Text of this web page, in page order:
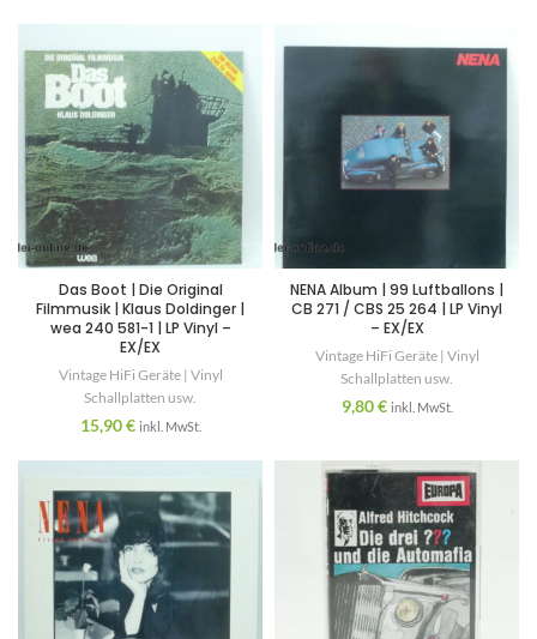
Das Boot | Die Original
Filmmusik | Klaus Doldinger |
wea 240 581-1 | LP Vinyl –
EX/EX
Vintage HiFi Geräte | Vinyl
Schallplatten usw.
15,90€ inkl. MwSt.
NENA Album | 99 Luftballons |
CB 271 / CBS 25 264 | LP Vinyl
– EX/EX
Vintage HiFi Geräte | Vinyl
Schallplatten usw.
9,80€ inkl. MwSt.